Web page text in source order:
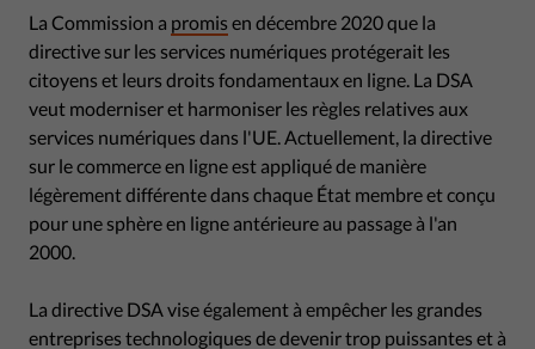
La Commission a promis en décembre 2020 que la
directive sur les services numériques protégerait les
citoyens et leurs droits fondamentaux en ligne. La DSA
veut moderniser et harmoniser les règles relatives aux
services numériques dans l'UE. Actuellement, la directive
sur le commerce en ligne est appliqué de manière
légèrement différente dans chaque État membre et conçu
pour une sphère en ligne antérieure au passage à l'an
2000.
La directive DSA vise également à empêcher les grandes
entreprises technologiques de devenir trop puissantes et à